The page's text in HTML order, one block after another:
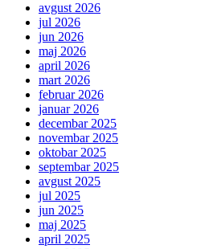
avgust 2026
jul 2026
jun 2026
maj 2026
april 2026
mart 2026
februar 2026
januar 2026
decembar 2025
novembar 2025
oktobar 2025
septembar 2025
avgust 2025
jul 2025
jun 2025
maj 2025
april 2025